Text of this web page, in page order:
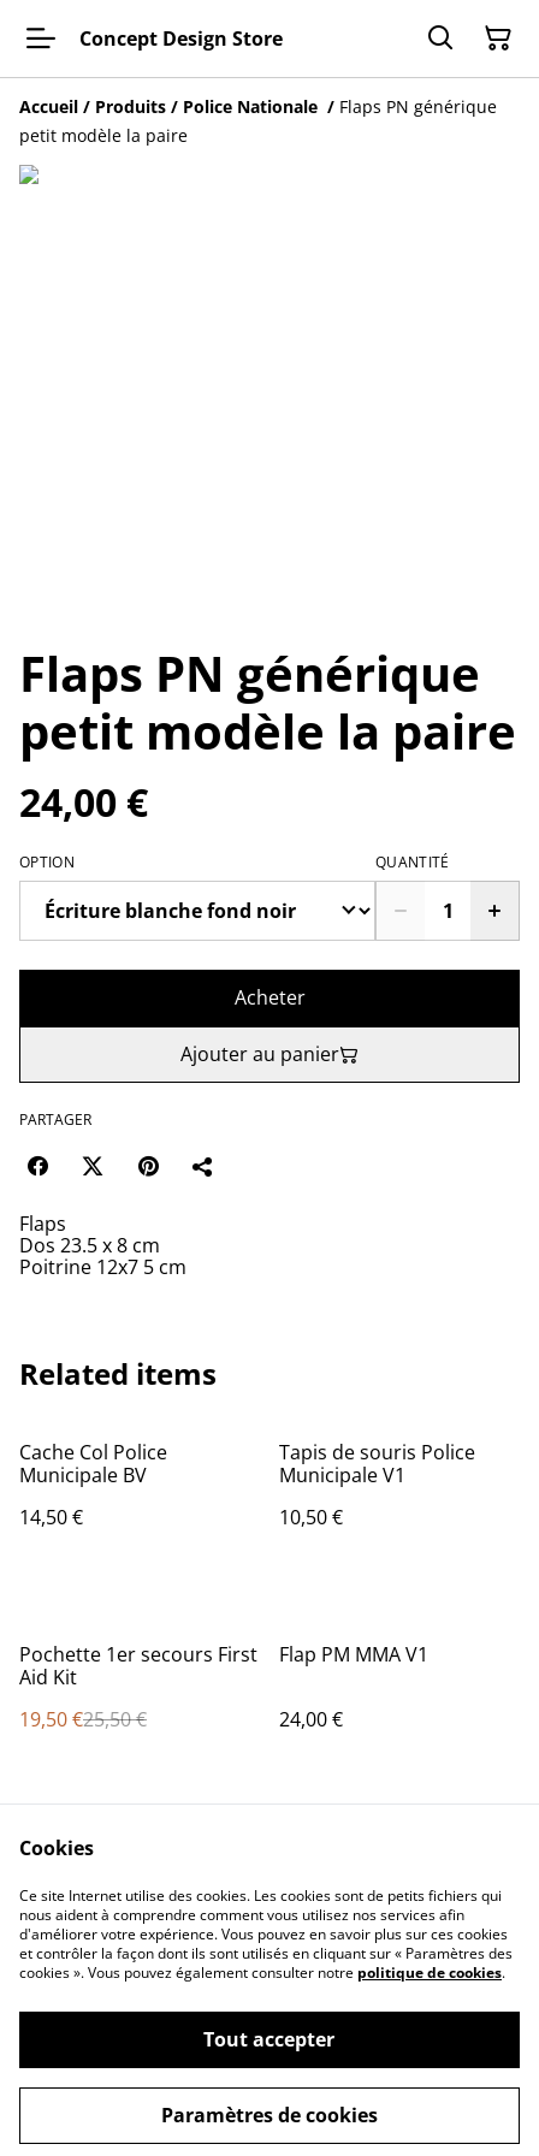
Concept Design Store
Accueil / Produits / Police Nationale / Flaps PN générique
petit modèle la paire
Flaps PN générique
petit modèle la paire
24,00 €
OPTION QUANTITÉ
Acheter
Ajouter au panier
PARTAGER
Flaps
Dos 23.5 x 8 cm
Poitrine 12x7 5 cm
Related items
Cache Col Police
Municipale BV
14,50 €
Tapis de souris Police
Municipale V1
10,50 €
%
Pochette 1er secours First
Aid Kit
19,50 €25,50 €
Flap PM MMA V1
24,00 €
Contact Us
Legal Terms
Privacy Policy
Cookie Policy
©2026Concept Design Store
powered by
Cookies
Ce site Internet utilise des cookies. Les cookies sont de petits fichiers qui
nous aident à comprendre comment vous utilisez nos services afin
d'améliorer votre expérience. Vous pouvez en savoir plus sur ces cookies
et contrôler la façon dont ils sont utilisés en cliquant sur « Paramètres des
cookies ». Vous pouvez également consulter notre politique de cookies.
Tout accepter
Paramètres de cookies